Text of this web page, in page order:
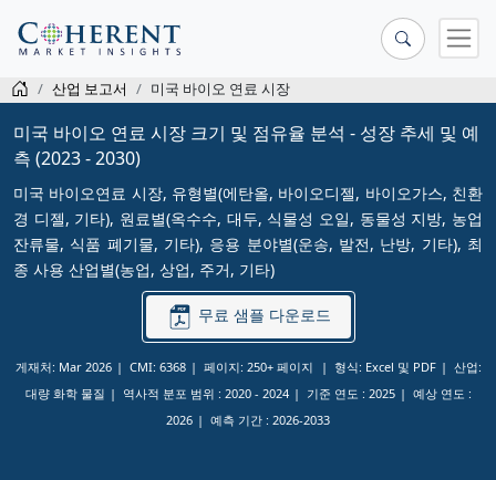
산업 보고서 미국 바이오 연료 시장
미국 바이오 연료 시장 크기 및 점유율 분석 - 성장 추세 및 예
측 (2023 - 2030)
미국 바이오연료 시장, 유형별(에탄올, 바이오디젤, 바이오가스, 친환
경 디젤, 기타), 원료별(옥수수, 대두, 식물성 오일, 동물성 지방, 농업
잔류물, 식품 폐기물, 기타), 응용 분야별(운송, 발전, 난방, 기타), 최
종 사용 산업별(농업, 상업, 주거, ​​기타)
무료 샘플 다운로드
게재처: Mar 2026 CMI: 6368 페이지: 250+ 페이지 형식: Excel 및 PDF
산업:
대량 화학 물질
역사적 분포 범위 : 2020 - 2024 기준 연도 : 2025
예상 연도 :
2026
예측 기간 : 2026-2033